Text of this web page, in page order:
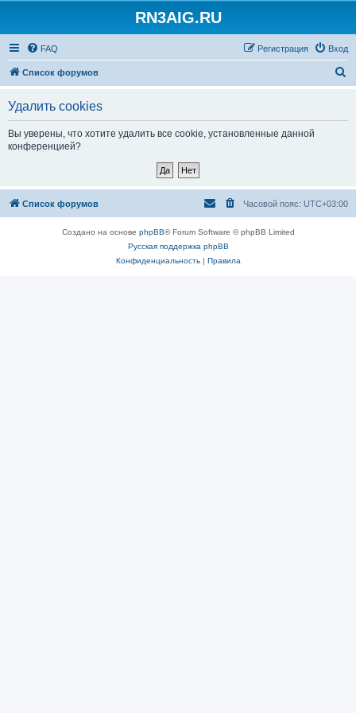
RN3AIG.RU
FAQ Вход
Регистрация
Список форумов
Удалить cookies
Вы уверены, что хотите удалить все cookie, установленные данной
конференцией?
Список форумов Часовой пояс: UTC+03:00
Создано на основе phpBB® Forum Software © phpBB Limited
Русская поддержка phpBB
Конфиденциальность| Правила